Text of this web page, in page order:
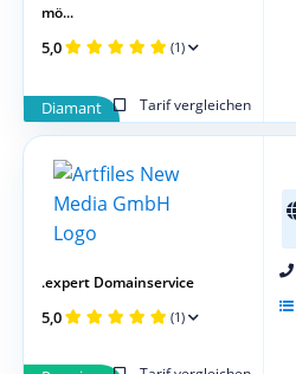
Diamant Tarif vergleichen
mö...
5,0 (1)
.expert Domainservice
5,0 (1)